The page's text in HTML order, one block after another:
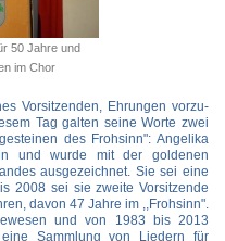
50 Jahre und
im Chor
Vorsitzenden, Ehrungen vorzu-
Tag galten seine Worte zwei
des Frohsinn": Angelika
und wurde mit der goldenen
ausgezeichnet. Sie sei eine
2008 sei sie zweite Vorsitzende
davon 47 Jahre im ,,Frohsinn".
und von 1983 bis 2013
Sammlung von Liedern für